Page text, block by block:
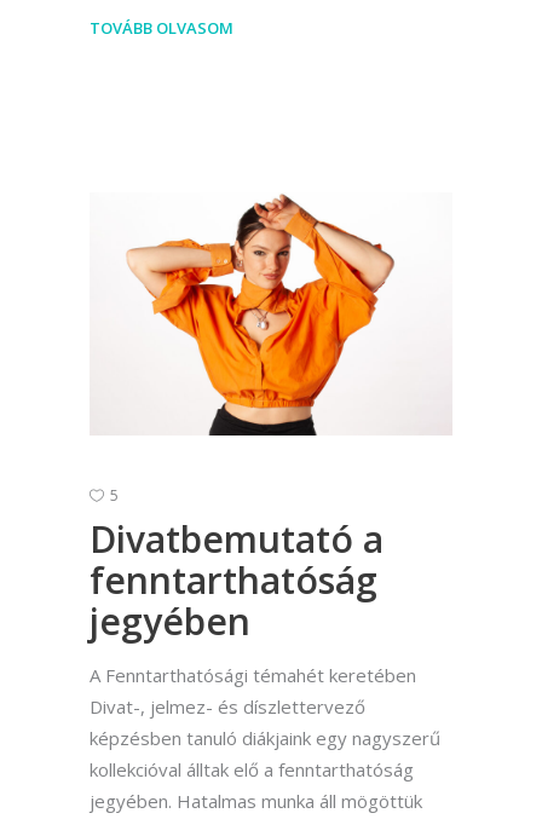
TOVÁBB OLVASOM
5
Divatbemutató a
fenntarthatóság
jegyében
A Fenntarthatósági témahét keretében
Divat-, jelmez- és díszlettervező
képzésben tanuló diákjaink egy nagyszerű
kollekcióval álltak elő a fenntarthatóság
jegyében. Hatalmas munka áll mögöttük